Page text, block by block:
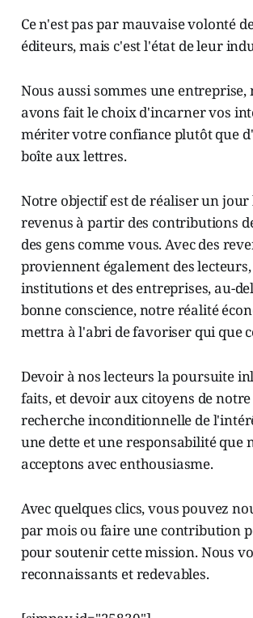
Ce n'est pas par mauvaise volonté
éditeurs, mais c'est l'état de leur
Nous aussi sommes une entreprise,
avons fait le choix d'incarner vos
mériter votre confiance plutôt que
boîte aux lettres.
Notre objectif est de réaliser un jour
revenus à partir des contributions
des gens comme vous. Avec des
proviennent également des lecteurs,
institutions et des entreprises, au-
bonne conscience, notre réalité
mettra à l'abri de favoriser qui que
Devoir à nos lecteurs la poursuite
faits, et devoir aux citoyens de
recherche inconditionnelle de
une dette et une responsabilité que
acceptons avec enthousiasme.
Avec quelques clics, vous pouvez
par mois ou faire une contribution
pour soutenir cette mission. Nous
reconnaissants et redevables.